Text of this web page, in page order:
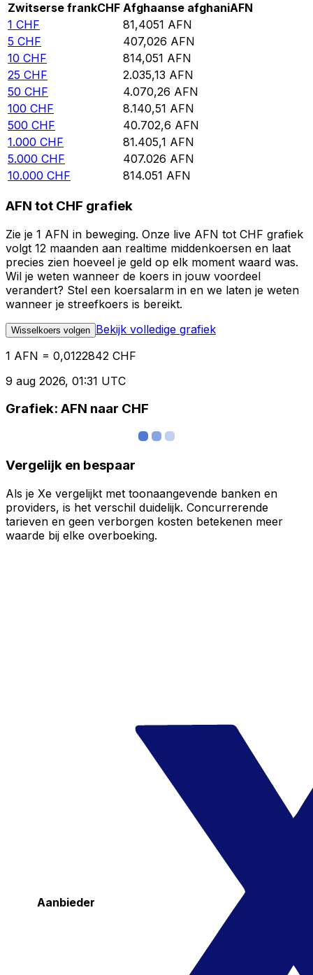
Zwitserse frankCHF Afghaanse afghaniAFN
1 CHF 81,4051 AFN
5 CHF 407,026 AFN
10 CHF 814,051 AFN
25 CHF 2.035,13 AFN
50 CHF 4.070,26 AFN
100 CHF 8.140,51 AFN
500 CHF 40.702,6 AFN
1.000 CHF 81.405,1 AFN
5.000 CHF 407.026 AFN
10.000 CHF 814.051 AFN
AFN tot CHF grafiek
Zie je 1 AFN in beweging. Onze live AFN tot CHF grafiek
volgt 12 maanden aan realtime middenkoersen en laat
precies zien hoeveel je geld op elk moment waard was.
Wil je weten wanneer de koers in jouw voordeel
verandert? Stel een koersalarm in en we laten je weten
wanneer je streefkoers is bereikt.
Wisselkoers volgen Bekijk volledige grafiek
1 AFN = 0,0122842 CHF
9 aug 2026, 01:31 UTC
Grafiek: AFN naar CHF
Vergelijk en bespaar
Als je Xe vergelijkt met toonaangevende banken en
providers, is het verschil duidelijk. Concurrerende
tarieven en geen verborgen kosten betekenen meer
waarde bij elke overboeking.
Aanbieder